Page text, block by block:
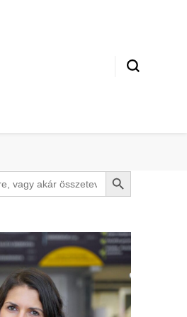
Search Button